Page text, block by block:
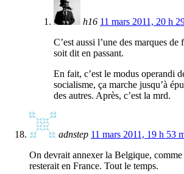
h16 11 mars 2011, 20 h
C’est aussi l’une des marques
soit dit en passant.
En fait, c’est le modus operandi
socialisme, ça marche jusqu’à
des autres. Après, c’est la mrd.
adnstep 11 mars 2011, 19 h 53
On devrait annexer la Belgique,
resterait en France. Tout le temps.